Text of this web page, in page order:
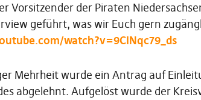
Vorsitzender der Piraten
geführt, was wir Euch gern
watch?v=9CINqc79_ds
Mehrheit wurde ein Antrag auf
abgelehnt. Aufgelöst wurde der